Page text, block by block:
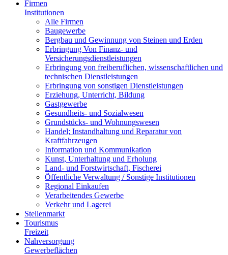
Firmen
Institutionen
Alle Firmen
Baugewerbe
Bergbau und Gewinnung von Steinen und Erden
Erbringung Von Finanz- und
Versicherungsdienstleistungen
Erbringung von freiberuflichen, wissenschaftlichen und
technischen Dienstleistungen
Erbringung von sonstigen Dienstleistungen
Erziehung, Unterricht, Bildung
Gastgewerbe
Gesundheits- und Sozialwesen
Grundstücks- und Wohnungswesen
Handel; Instandhaltung und Reparatur von
Kraftfahrzeugen
Information und Kommunikation
Kunst, Unterhaltung und Erholung
Land- und Forstwirtschaft, Fischerei
Öffentliche Verwaltung / Sonstige Institutionen
Regional Einkaufen
Verarbeitendes Gewerbe
Verkehr und Lagerei
Stellenmarkt
Tourismus
Freizeit
Nahversorgung
Gewerbeflächen